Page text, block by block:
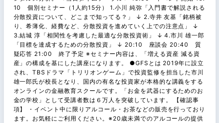
10 個別セミナー（1人約15分） 1.小川 純弥「入門書で解説される
分散投資について、どこまで知ってる？」 ↓ 2.寺井 友基「銘柄被
り、希薄化、経費など、分散投資を進めていく上での注意点」 ↓
3.結城 淳「相関性を考慮した最適な分散投資術」 ↓ 4.市川 雄一郎
「目標を達成するための分散投資」 ↓ 20:10 座談会 20:40 質
疑応答 21:00 終了予定 ※セミナー内容は、「増える資産 減る資
産」の構成を基にした講座になります。 ●GFSとは 2019年に設立
され、TBSドラマ「トリリオンゲーム」で投資監修を担当した市川
雄一郎氏が校長となり、国内の有名な投資家が本格的な講義をする
オンラインの金融教育スクールです。「お金を武器にするためのお
金の学校」として受講者数は６万人を突破しています。 【確認事
項】 ・イベント中に限りアルコール・お茶などの販売を行っており
ます。お気軽にご利用ください。※20歳未満でのアルコールの提供